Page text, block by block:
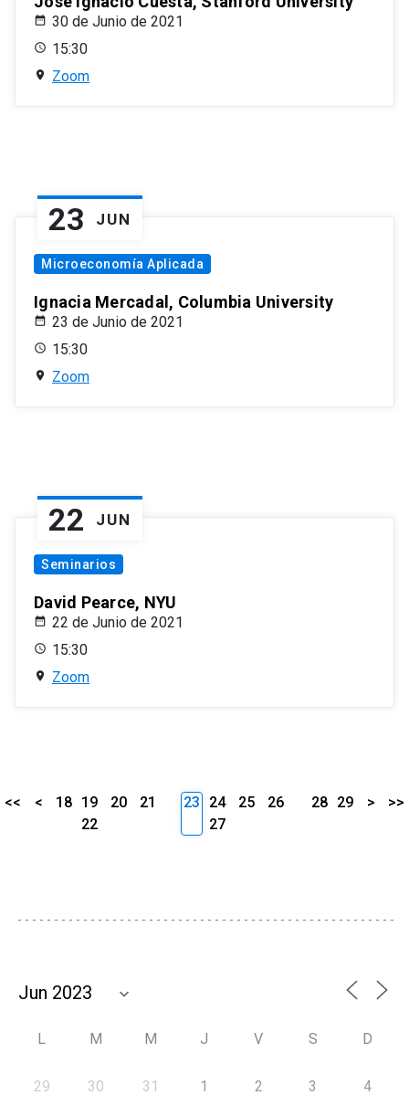
30 de Junio de 2021
15:30
Zoom
23 JUN
Microeconomía Aplicada
Ignacia Mercadal, Columbia University
23 de Junio de 2021
15:30
Zoom
22 JUN
Seminarios
David Pearce, NYU
22 de Junio de 2021
15:30
Zoom
<< < 18 19 20
21
22
23 24 25
26
27
28 29 > >>
L M M J V S D
29 30 31 1 2 3 4